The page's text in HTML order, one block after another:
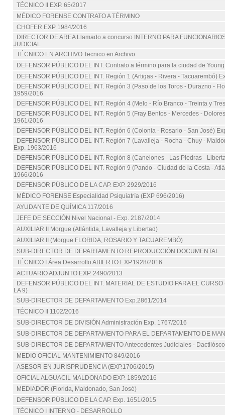
TÉCNICO II EXP. 65/2017
MÉDICO FORENSE CONTRATO A TÉRMINO
CHOFER EXP 1984/2016
DIRECTOR DE AREA Llamado a concurso INTERNO PARA
JUDICIAL
TÉCNICO EN ARCHIVO Tecnico en Archivo
DEFENSOR PÚBLICO DEL INT. Contrato a término para la ciudad de
DEFENSOR PÚBLICO DEL INT. Región 1 (Artigas - Rivera - Tacuarembó)
DEFENSOR PÚBLICO DEL INT. Región 3 (Paso de los Toros - Durazno -
1959/2016
DEFENSOR PÚBLICO DEL INT. Región 4 (Melo - Río Branco - Treinta y
DEFENSOR PÚBLICO DEL INT. Región 5 (Fray Bentos - Mercedes -
1961/2016
DEFENSOR PÚBLICO DEL INT. Región 6 (Colonia - Rosario - San José)
DEFENSOR PÚBLICO DEL INT. Región 7 (Lavalleja - Rocha - Chuy -
Exp. 1963/2016
DEFENSOR PÚBLICO DEL INT. Región 8 (Canelones - Las Piedras -
DEFENSOR PÚBLICO DEL INT. Región 9 (Pando - Ciudad de la Costa -
1966/2016
DEFENSOR PÚBLICO DE LA CAP. EXP. 2929/2016
MÉDICO FORENSE Especialidad Psiquiatría (EXP 696/2016)
AYUDANTE DE QUÍMICA 117/2016
JEFE DE SECCIÓN Nivel Nacional - Exp. 2187/2014
AUXILIAR II Morgue (Atlántida, Lavalleja y Libertad)
AUXILIAR II (Morgue FLORIDA, ROSARIO Y TACUAREMBÓ)
SUB-DIRECTOR DE DEPARTAMENTO REPRODUCCIÓN DOCUMENTAL
TÉCNICO I Área Desarrollo ABIERTO EXP.1928/2016
ACTUARIO ADJUNTO EXP. 2490/2013
DEFENSOR PÚBLICO DEL INT. MATERIAL DE ESTUDIO PARA EL CURSO
LA 9)
SUB-DIRECTOR DE DEPARTAMENTO Exp.2861/2014
TÉCNICO II 1102/2016
SUB-DIRECTOR DE DIVISIÓN Administración Exp. 1767/2016
SUB-DIRECTOR DE DEPARTAMENTO PARA EL DEPARTAMENTO DE
SUB-DIRECTOR DE DEPARTAMENTO Antecedentes Judiciales -
MEDIO OFICIAL MANTENIMIENTO 849/2016
ASESOR EN JURISPRUDENCIA (EXP.1706/2015)
OFICIAL ALGUACIL MALDONADO EXP. 1859/2016
MEDIADOR (Florida, Maldonado, San José)
DEFENSOR PÚBLICO DE LA CAP. Exp. 1651/2015
TÉCNICO I INTERNO - DESARROLLO